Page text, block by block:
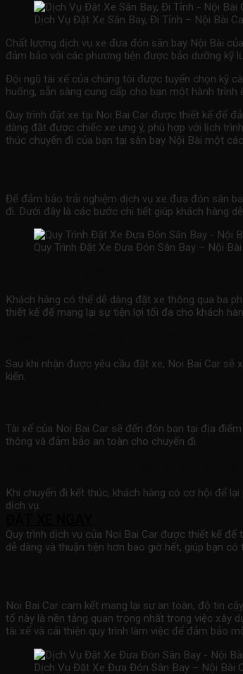
Dịch Vụ Đặt Xe Sân Bay, Đi Tỉnh – Nội Bài
Chất lượng dịch vụ xe đưa đón sân bay Nội Bài
đảm bảo với các phương tiện được bảo dưỡng kỹ
Đội ngũ tài xế của chúng tôi được tuyển chọn kỹ
huống, sẵn sàng cung cấp cho bạn một hành
Quy trình đặt xe tại Noi Bai Car được thiết kế để
dàng đặt được chiếc xe ưng ý, phù hợp với lịch
thúc chuyến đi của bạn tại sân bay Nội Bài một
Để đảm bảo trải nghiệm dịch vụ xe đưa đón sân
đi. Dưới đây là các bước chi tiết giúp khách hàng
Quy Trình Đặt Xe Đưa Đón Sân Bay – Nội Bài
Khách hàng có thể dễ dàng đặt xe thông qua ba
thiết kế để mang lại sự tiện lợi tối đa cho khách
Sau khi nhận được yêu cầu đặt xe, Noi Bai Car sẽ
kiến.
Tài xế của Noi Bai Car sẽ đến đón bạn tại địa
thông và đảm bảo an toàn cho chuyến đi.
Khi chuyến đi kết thúc, khách hàng có cơ hội để
dịch vụ.
Quy trình dịch vụ của Noi Bai Car được thiết kế
dễ dàng và thuận tiện hơn bao giờ hết, giúp bạn
Noi Bai Car cam kết mang lại sự an toàn, độ tin
tố này là nền tảng quan trọng nhất trong việc xây
tài xế và cải thiện quy trình làm việc để đảm bảo
Dịch Vụ Đặt Xe Đưa Đón Sân Bay – Nội Bài